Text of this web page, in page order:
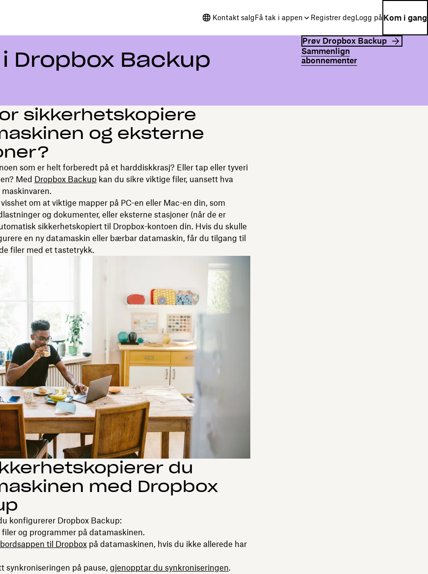
Kontakt salgFå tak i appen Registrer degLogg på Kom i gang
Dropbox Backup
Prøv Dropbox Backup
Sammenlign
abonnementer
sikkerhetskopiere
og eksterne
som er helt forberedt på et harddiskkrasj? Eller tap eller tyveri
Med Dropbox Backup kan du sikre viktige filer, uansett hva
om at viktige mapper på PC-en eller Mac-en din, som
og dokumenter, eller eksterne stasjoner (når de er
sikkerhetskopiert til Dropbox-kontoen din. Hvis du skulle
en ny datamaskin eller bærbar datamaskin, får du tilgang til
filer med et tastetrykk.
du
med Dropbox
konfigurerer Dropbox Backup:
og programmer på datamaskinen.
til Dropboxpå datamaskinen, hvis du ikke allerede har
synkroniseringen på pause, gjenopptar du synkroniseringen.